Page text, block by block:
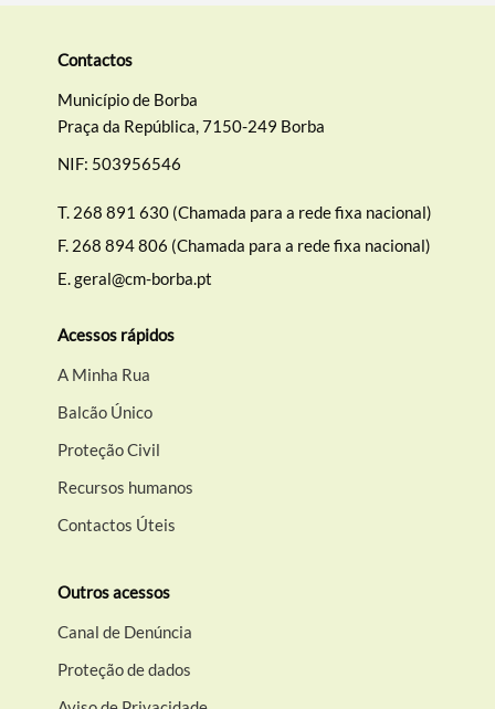
Contactos
Município de Borba
Praça da República, 7150-249 Borba
NIF: 503956546
T. 268 891 630 (Chamada para a rede fixa nacional)
F. 268 894 806 (Chamada para a rede fixa nacional)
E.geral@cm-borba.pt
Acessos rápidos
A Minha Rua
Balcão Único
Proteção Civil
Recursos humanos
Contactos Úteis
Outros acessos
Canal de Denúncia
Proteção de dados